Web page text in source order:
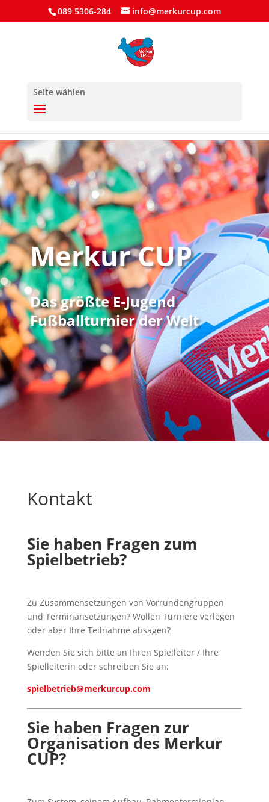
089 5306-284 info@merkurcup.com
Seite wählen
Merkur CUP
Das größte E-Jugend
Fußballturnier der Welt
Kontakt
Sie haben Fragen zum
Spielbetrieb?
Zu Zusammensetzungen von Vorrundengruppen
und Terminansetzungen? Wollen Turniere verlegen
oder aber Ihre Teilnahme absagen?
Wenden Sie sich bitte an Ihren Spielleiter / Ihre
Spielleiterin oder schreiben Sie an:
spielbetrieb@merkurcup.com
Sie haben Fragen zur
Organisation des Merkur
CUP?